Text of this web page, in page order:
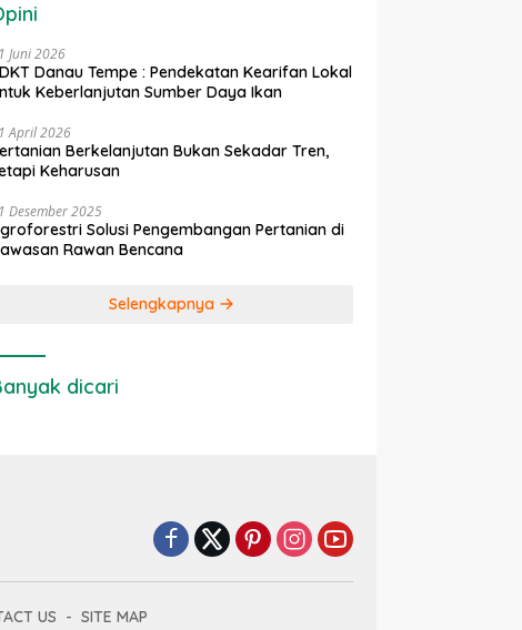
Juni 2026
Danau Tempe : Pendekatan Kearifan Lokal
Keberlanjutan Sumber Daya Ikan
April 2026
Berkelanjutan Bukan Sekadar Tren,
Keharusan
Desember 2025
Solusi Pengembangan Pertanian di
Rawan Bencana
Selengkapnya
dicari
US SITE MAP